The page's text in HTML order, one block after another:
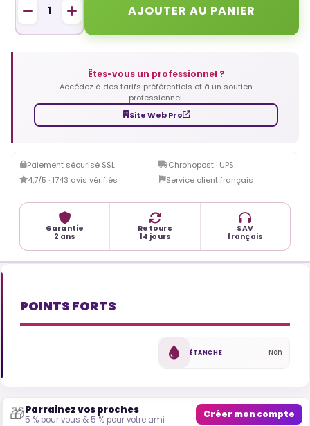
AJOUTER AU PANIER
Êtes-vous un professionnel ?
Accédez à des tarifs préférentiels et à un soutien
professionnel.
Site Web Pro
Paiement sécurisé SSL
Chronopost · UPS
4,7/5 · 1743 avis vérifiés
Service client français
Garantie
2 ans
Retours
14 jours
SAV
français
POINTS FORTS
ÉTANCHE Non
🎁Parrainez vos proches
5 % pour vous & 5 % pour votre ami Créer mon compte